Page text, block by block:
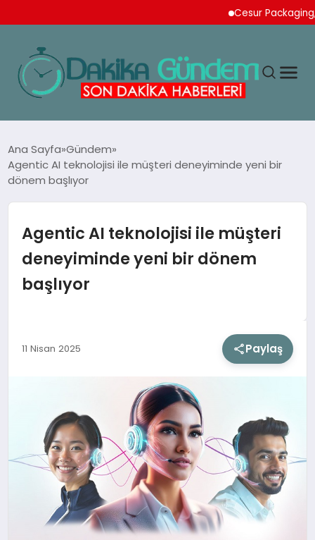
Cesur Packaging,
TEKNOLOJI
SPOR
YAŞAM
SIYASET
DÜNYA
Ana Sayfa Gündem
Agentic AI teknolojisi ile müşteri deneyiminde yeni bir
dönem başlıyor
Agentic AI teknolojisi ile müşteri
deneyiminde yeni bir dönem
başlıyor
11 Nisan 2025 Paylaş